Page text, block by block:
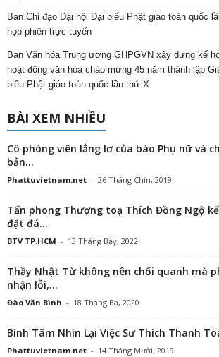
Ban Chỉ đạo Đại hội Đại biểu Phật giáo toàn quốc
họp phiên trực tuyến
Ban Văn hóa Trung ương GHPGVN xây dựng kế
hoạt động văn hóa chào mừng 45 năm thành lập
biểu Phật giáo toàn quốc lần thứ X
BÀI XEM NHIỀU
Cô phóng viên lẳng lơ của báo Phụ nữ và
bản...
Phattuvietnam.net - 26 Tháng Chín, 2019
Tấn phong Thượng toạ Thích Đồng Ngộ
đặt đá...
BTV TP.HCM - 13 Tháng Bảy, 2022
Thầy Nhật Từ không nên chối quanh mà
nhận lỗi,...
Đào Văn Bình - 18 Tháng Ba, 2020
Bình Tâm Nhìn Lại Việc Sư Thích Thanh
Phattuvietnam.net - 14 Tháng Mười, 2019